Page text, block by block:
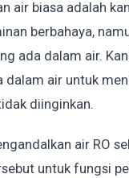
air biasa adalah
berbahaya,
ada dalam air.
air untuk
diinginkan.
air RO
untuk fungsi